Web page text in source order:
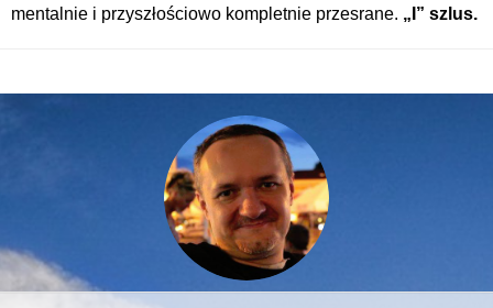
mentalnie i przyszłościowo kompletnie przesrane. „I” szlus.